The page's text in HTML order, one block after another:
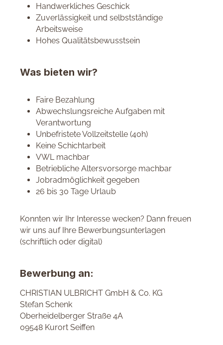
Handwerkliches Geschick
Zuverlässigkeit und selbstständige
Arbeitsweise
Hohes Qualitätsbewusstsein
Was bieten wir?
Faire Bezahlung
Abwechslungsreiche Aufgaben mit
Verantwortung
Unbefristete Vollzeitstelle (40h)
Keine Schichtarbeit
VWL machbar
Betriebliche Altersvorsorge machbar
Jobradmöglichkeit gegeben
26 bis 30 Tage Urlaub
Konnten wir Ihr Interesse wecken? Dann freuen
wir uns auf Ihre Bewerbungsunterlagen
(schriftlich oder digital)
Bewerbung an:
CHRISTIAN ULBRICHT GmbH & Co. KG
Stefan Schenk
Oberheidelberger Straße 4A
09548 Kurort Seiffen